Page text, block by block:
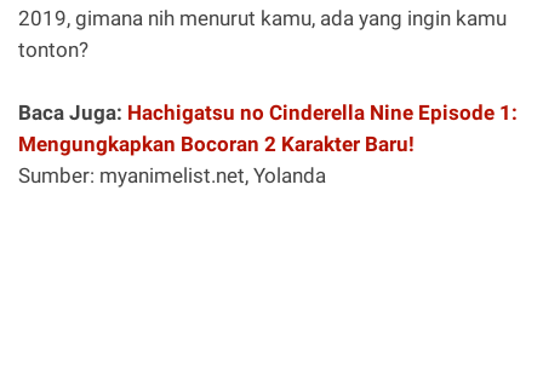
2019, gimana nih menurut kamu, ada yang ingin kamu
tonton?
Baca Juga: Hachigatsu no Cinderella Nine Episode 1:
Mengungkapkan Bocoran 2 Karakter Baru!
Sumber: myanimelist.net, Yolanda